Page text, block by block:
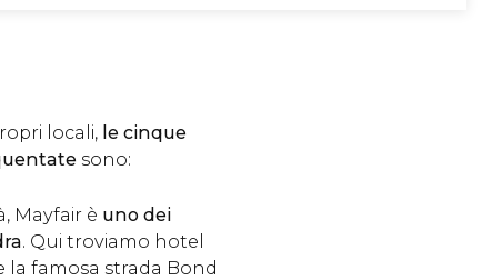
locali, le cinque
sono:
Mayfair è uno dei
. Qui troviamo hotel
la famosa strada Bond